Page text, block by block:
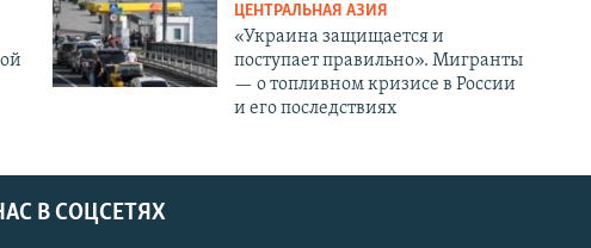
ЦЕНТРАЛЬНАЯ АЗИЯ
«Украина защищается и
поступает правильно». Мигранты
— о топливном кризисе в России
и его последствиях
В СОЦСЕТЯХ